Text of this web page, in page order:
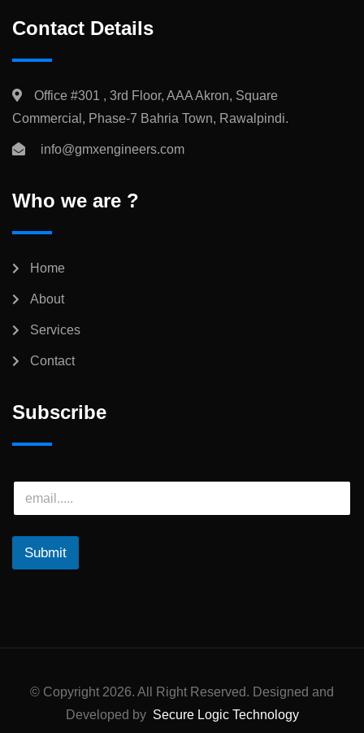
Contact Details
Office #301 , 3rd Floor, AAA Akron, Square
Commercial, Phase-7 Bahria Town, Rawalpindi.
info@gmxengineers.com
Who we are ?
Home
About
Services
Contact
Subscribe
Submit
© Copyright 2026. All Right Reserved. Designed and
Developed by Secure Logic Technology